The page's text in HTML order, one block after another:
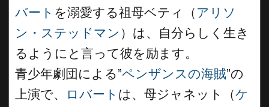
バート を溺愛する祖母ベティ（ アリソ
ン・ステッドマン ）は、自分らしく生き
るようにと言って彼を励ます。
青少年劇団による”ペンザンスの海賊”の
上演で、
ロバート は、母ジャネット（ケ